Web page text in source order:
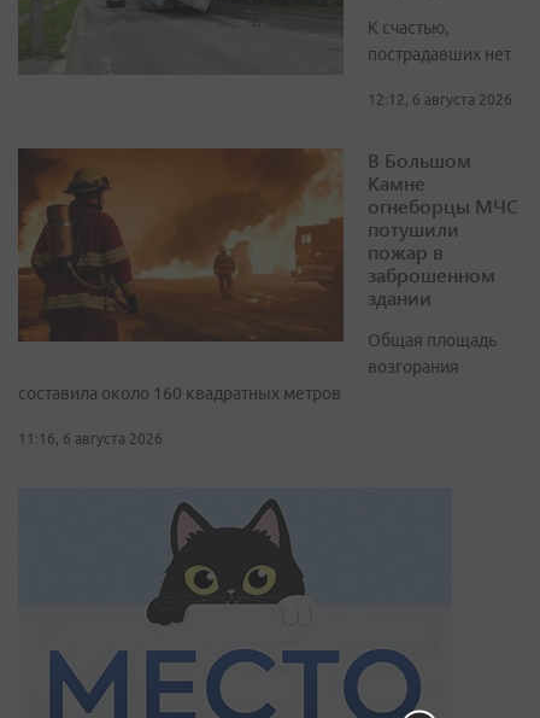
К счастью,
пострадавших нет
12:12, 6 августа 2026
В Большом
Камне
огнеборцы МЧС
потушили
пожар в
заброшенном
здании
Общая площадь
возгорания
составила около 160 квадратных метров
11:16, 6 августа 2026